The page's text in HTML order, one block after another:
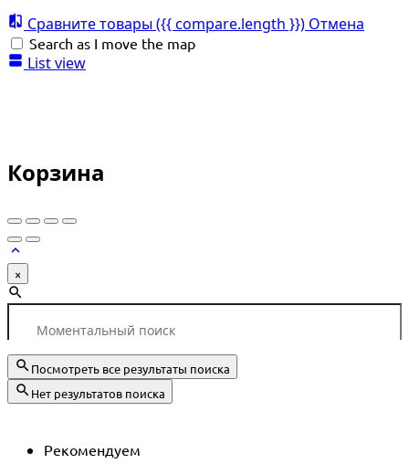
Сравните товары({{ compare.length }}) Отмена
Search as I move the map
List view
Корзина
×
Посмотреть все результаты поиска
Нет результатов поиска
Рекомендуем